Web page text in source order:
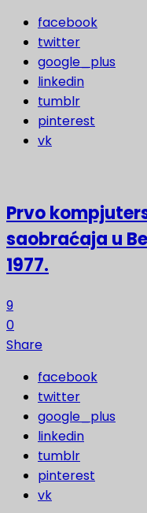
facebook
twitter
google_plus
linkedin
tumblr
pinterest
vk
Prvo
saobraćaja u
1977.
9
0
Share
facebook
twitter
google_plus
linkedin
tumblr
pinterest
vk